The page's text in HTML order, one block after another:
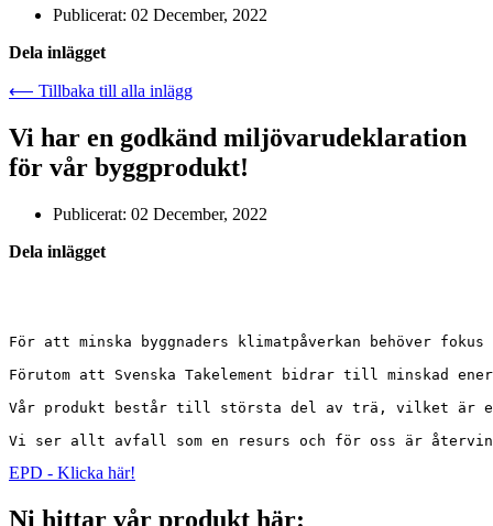
Publicerat: 02 December, 2022
Dela inlägget
⟵ Tillbaka till alla inlägg
Vi har en godkänd miljövarudeklaration
för vår byggprodukt!
Publicerat: 02 December, 2022
Dela inlägget
För att minska byggnaders klimatpåverkan behöver
Förutom att Svenska Takelement bidrar till minskad
Vår produkt består till största del av trä, vilket är
Vi ser allt avfall som en resurs och för oss är
EPD - Klicka här!
Ni hittar vår produkt här: